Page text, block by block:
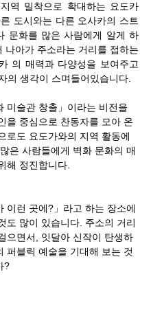
역 밀착으로 확대하는 요도카
도시와는 다른 오사카의 스트
문화를 많은 사람에게 알게 하
나아가 주소라는 거리를 접하는
의 매력과 다양성을 보여주고
의 생각이 스며들어있습니다.
미술관 창출」이라는 비전을
을 중심으로 찬동자를 모아 온
로도 요도가와의 지역 활동에
은 사람들에게 벽화 문화의 매
해 정진합니다.
이런 곳에?」라고 하는 장소에
도 많이 있습니다. 주소의 거리
으면서, 잇달아 신작이 탄생하
퍼블릭 예술을 기대해 보는 것
?